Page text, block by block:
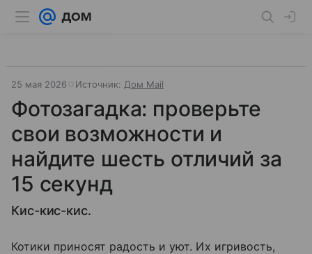
25 мая 2026 Источник: Дом Mail
Фотозагадка: проверьте
свои возможности и
найдите шесть отличий за
15 секунд
Кис-кис-кис.
Котики приносят радость и уют. Их игривость,